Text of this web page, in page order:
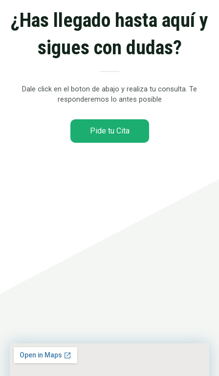
¿Has llegado hasta aquí y
sigues con dudas?
Dale click en el boton de abajo y realiza tu consulta. Te
responderemos lo antes posible
Pide tu Cita